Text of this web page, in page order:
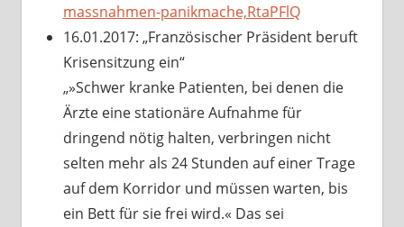
massnahmen-panikmache,RtaPFlQ
16.01.2017: „Französischer Präsident beruft
Krisensitzung ein“
„»Schwer kranke Patienten, bei denen die
Ärzte eine stationäre Aufnahme für
dringend nötig halten, verbringen nicht
selten mehr als 24 Stunden auf einer Trage
auf dem Korridor und müssen warten, bis
ein Bett für sie frei wird.« Das sei